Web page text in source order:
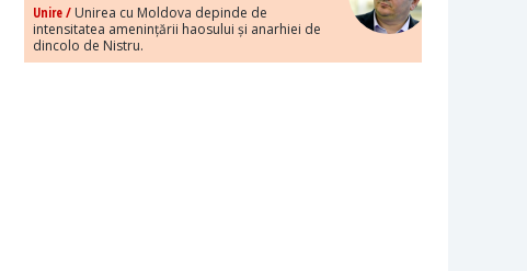
Unire / Unirea cu Moldova depinde de
intensitatea amenințării haosului și anarhiei de
dincolo de Nistru.